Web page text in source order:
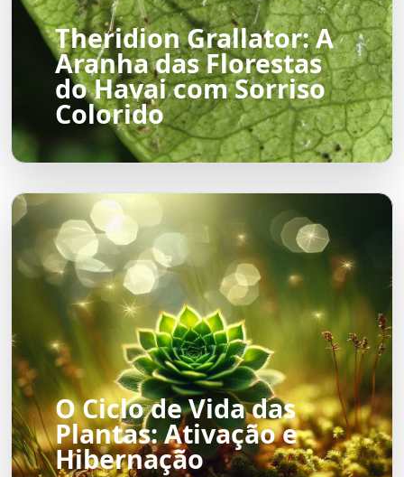
Theridion Grallator: A
Aranha das Florestas
do Havai com Sorriso
Colorido
O Ciclo de Vida das
Plantas: Ativação e
Hibernação